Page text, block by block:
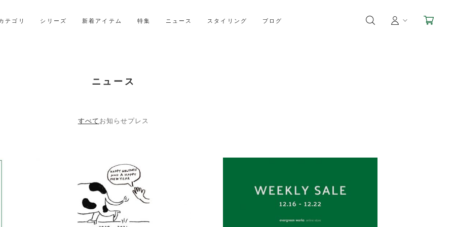
テゴリ
シリーズ 新着アイテム 特集 ニュース スタイリング ブログ
ニュース
すべてお知らせプレス